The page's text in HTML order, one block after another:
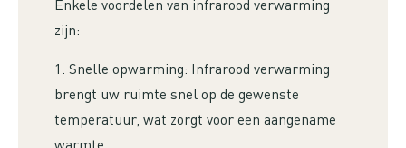
Enkele voordelen van infrarood verwarming
zijn:
1. Snelle opwarming: Infrarood verwarming
brengt uw ruimte snel op de gewenste
temperatuur, wat zorgt voor een aangename
warmte.